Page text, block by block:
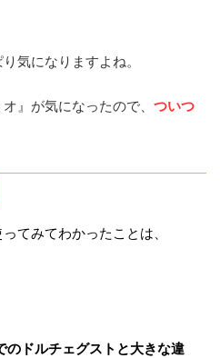
気になりますよね。
』が気になったので、 ついつ
てみてわかったことは、
のドルチェグストと大きな違